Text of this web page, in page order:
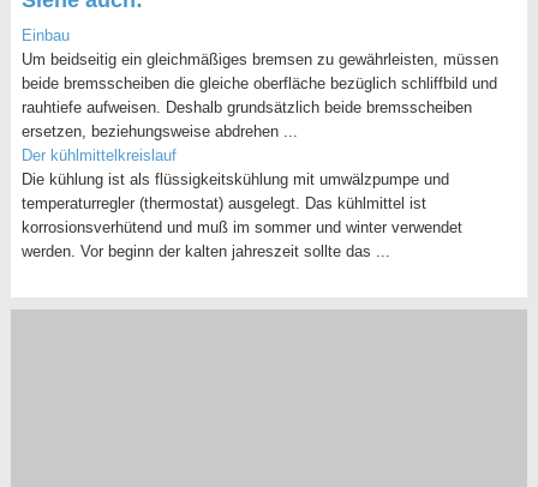
Einbau
Um beidseitig ein gleichmäßiges bremsen zu gewährleisten, müssen
beide bremsscheiben die gleiche oberfläche bezüglich schliffbild und
rauhtiefe aufweisen. Deshalb grundsätzlich beide bremsscheiben
ersetzen, beziehungsweise abdrehen ...
Der kühlmittelkreislauf
Die kühlung ist als flüssigkeitskühlung mit umwälzpumpe und
temperaturregler (thermostat) ausgelegt. Das kühlmittel ist
korrosionsverhütend und muß im sommer und winter verwendet
werden. Vor beginn der kalten jahreszeit sollte das ...